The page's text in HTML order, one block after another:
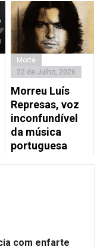
Morte
22 de Julho, 2026
Morreu Luís
Represas, voz
inconfundível
da música
portuguesa
com enfarte